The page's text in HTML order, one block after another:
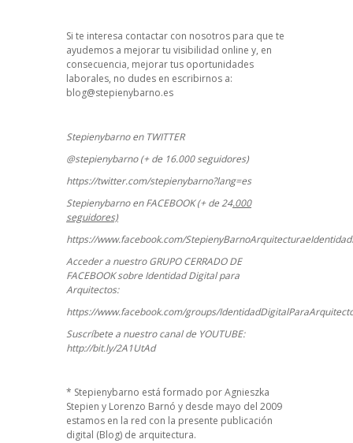
Si te interesa contactar con nosotros para que te
ayudemos a mejorar tu visibilidad online y, en
consecuencia, mejorar tus oportunidades
laborales, no dudes en escribirnos a:
blog@stepienybarno.es
Stepienybarno en TWITTER
@stepienybarno (+ de 16.000 seguidores)
https://twitter.com/stepienybarno?lang=es
Stepienybarno en FACEBOOK (+ de 24.000
seguidores)
https://www.facebook.com/
Acceder a nuestro GRUPO CERRADO DE
FACEBOOK sobre Identidad Digital para
Arquitectos:
https://www.facebook.com/groups/
Suscríbete a nuestro canal de YOUTUBE:
http://bit.ly/2A1UtAd
* Stepienybarno está formado por Agnieszka
Stepien y Lorenzo Barnó y desde mayo del 2009
estamos en la red con la presente publicación
digital (Blog) de arquitectura.